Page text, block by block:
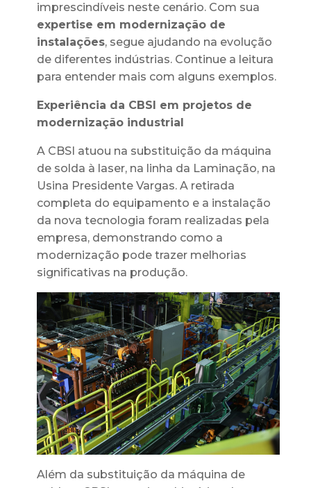
imprescindíveis neste cenário. Com sua
expertise em modernização de
instalações, segue ajudando na evolução
de diferentes indústrias. Continue a leitura
para entender mais com alguns exemplos.
Experiência da CBSI em projetos de
modernização industrial
A CBSI atuou na substituição da máquina
de solda à laser, na linha da Laminação, na
Usina Presidente Vargas. A retirada
completa do equipamento e a instalação
da nova tecnologia foram realizadas pela
empresa, demonstrando como a
modernização pode trazer melhorias
significativas na produção.
Além da substituição da máquina de